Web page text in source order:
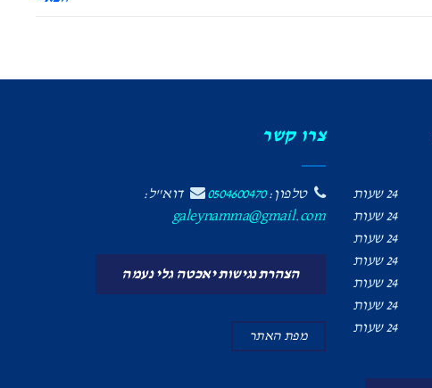
24 שעות
24 שעות
24 שעות
24 שעות
24 שעות
24 שעות
24 שעות
צרו קשר
טלפון:0504600470
דוא"ל:
galeynamma@gmail.com
הצהרת נגישות יאכטה גלי נעמה
מפת האתר